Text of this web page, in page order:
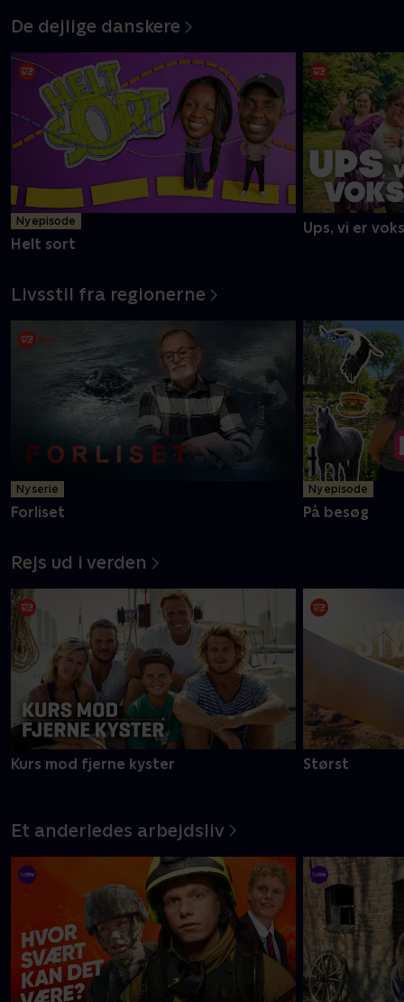
De dejlige danskere
Ny episode
Helt sort
Ups, vi er
Livsstil fra regionerne
Ny serie
Forliset
Ny episode
På besøg
Rejs ud i verden
Kurs mod fjerne kyster Størst
Et anderledes arbejdsliv